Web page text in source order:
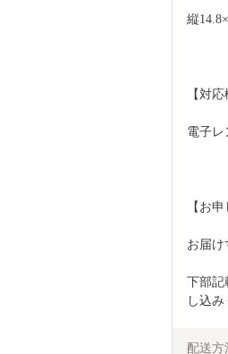
縦
【対応
電子
【お
お届け
下部記
し込み
配送方